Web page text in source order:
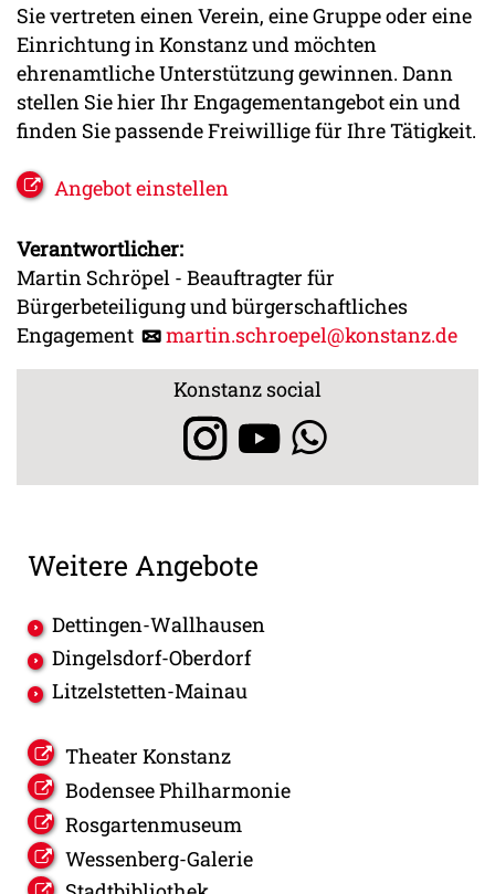
Sie vertreten einen Verein, eine Gruppe oder eine
Einrichtung in Konstanz und möchten
ehrenamtliche Unterstützung gewinnen. Dann
stellen Sie hier Ihr Engagementangebot ein und
finden Sie passende Freiwillige für Ihre Tätigkeit.
Angebot einstellen
Verantwortlicher:
Martin Schröpel - Beauftragter für
Bürgerbeteiligung und bürgerschaftliches
Engagement
martin.schroepel@konstanz.de
Konstanz social
Weitere Angebote
Dettingen-Wallhausen
Dingelsdorf-Oberdorf
Litzelstetten-Mainau
Theater Konstanz
Bodensee Philharmonie
Rosgartenmuseum
Wessenberg-Galerie